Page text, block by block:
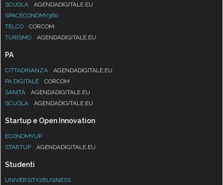
SCUOLA
AGENDADIGITALE.EU
SPACECONOMY360
TELCO
CORCOM
TURISMO
AGENDADIGITALE.EU
PA
CITTADINANZA
AGENDADIGITALE.EU
PA DIGITALE
CORCOM
SANITÀ
AGENDADIGITALE.EU
SCUOLA
AGENDADIGITALE.EU
Startup e Open Innovation
ECONOMYUP
STARTUP
AGENDADIGITALE.EU
Studenti
UNIVERSITY2BUSINESS